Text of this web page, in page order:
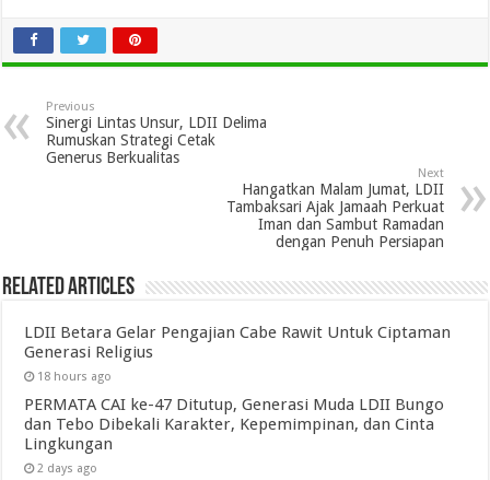
Previous
Sinergi Lintas Unsur, LDII Delima
Rumuskan Strategi Cetak
Generus Berkualitas
Next
Hangatkan Malam Jumat, LDII
Tambaksari Ajak Jamaah Perkuat
Iman dan Sambut Ramadan
dengan Penuh Persiapan
Related Articles
LDII Betara Gelar Pengajian Cabe Rawit Untuk Ciptaman
Generasi Religius
18 hours ago
PERMATA CAI ke-47 Ditutup, Generasi Muda LDII Bungo
dan Tebo Dibekali Karakter, Kepemimpinan, dan Cinta
Lingkungan
2 days ago